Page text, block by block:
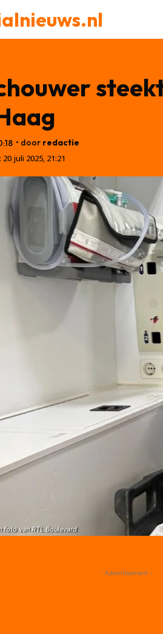
• door redactie
20 juli 2025, 21:21
foto van RTL Boulevard
- Advertisement -